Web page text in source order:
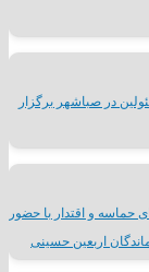
در صباشهر برگزار
و اقتدار با حضور
اربعین حسینی